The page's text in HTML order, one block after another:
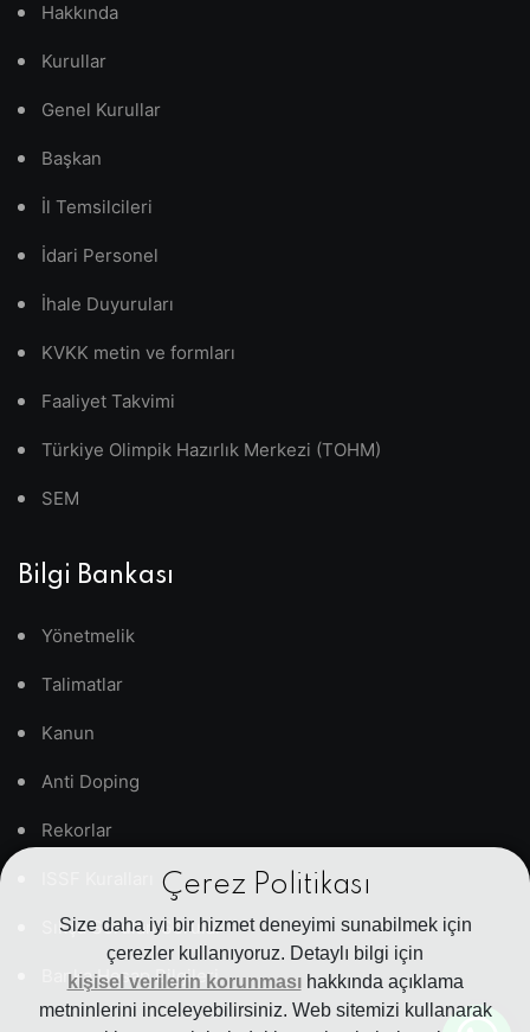
Çerez Politikası
Size daha iyi bir hizmet deneyimi sunabilmek için
çerezler kullanıyoruz. Detaylı bilgi için
kişisel verilerin korunmasıhakkında açıklama
metninlerini inceleyebilirsiniz. Web sitemizi kullanarak
Hakkında
Kurullar
Genel Kurullar
Başkan
İl Temsilcileri
İdari Personel
İhale Duyuruları
KVKK metin ve formları
Faaliyet Takvimi
Türkiye Olimpik Hazırlık Merkezi (TOHM)
SEM
Bilgi Bankası
Yönetmelik
Talimatlar
Kanun
Anti Doping
Rekorlar
Sıkça Sorulan Sorular
Banka Hesap Bilgileri